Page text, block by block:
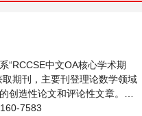
“RCCSE中文OA核心学术期
取期刊，主要刊登理论数学领域
创造性论文和评论性文章。本
、学术创新，倡导科学，繁荣
7583